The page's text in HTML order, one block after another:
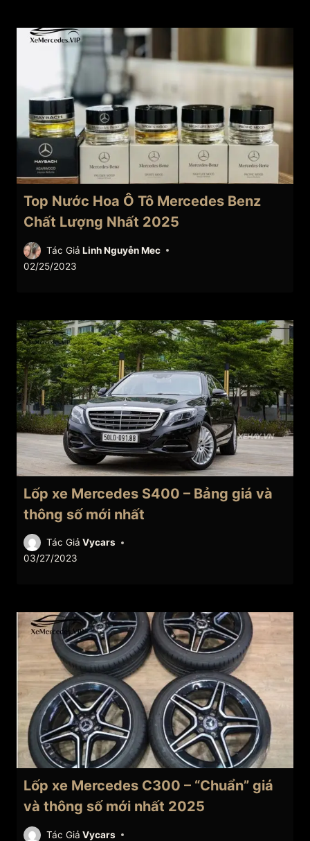
Top Nước Hoa Ô Tô Mercedes Benz
Chất Lượng Nhất 2025
Tác Giả Linh Nguyễn Mec
02/25/2023
Lốp xe Mercedes S400 – Bảng giá và
thông số mới nhất
Tác Giả Vycars
03/27/2023
Lốp xe Mercedes C300 – “Chuẩn” giá
và thông số mới nhất 2025
Tác Giả Vycars